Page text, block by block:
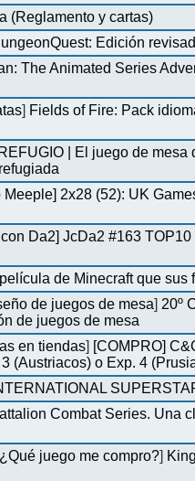
(Reglamento y cartas)
Edición
The Animated Series
] Fields of Fire: Pack
REFUGIO | El juego de mesa
Meeple] 2x28 (52): UK
Da2] JcDa2 #163
de Minecraft que sus
de juegos de mesa] 20º
de juegos de mesa
en tiendas] [COMPRO]
(Austriacos) o Exp. 4
Combat Series. Una
juego me compro?]